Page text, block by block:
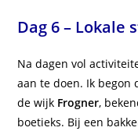
Dag 6 – Lokale
Na dagen vol
aan te doen. Ik begon
de wijk Frogner,
boetieks. Bij een